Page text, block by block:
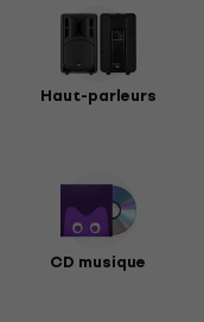
Haut-parleurs
CD musique